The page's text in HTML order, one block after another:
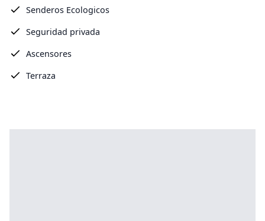
Senderos Ecologicos
Seguridad privada
Ascensores
Terraza